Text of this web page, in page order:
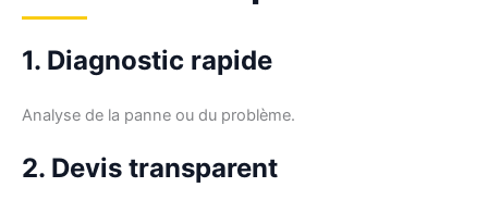
1. Diagnostic rapide
Analyse de la panne ou du problème.
2. Devis transparent